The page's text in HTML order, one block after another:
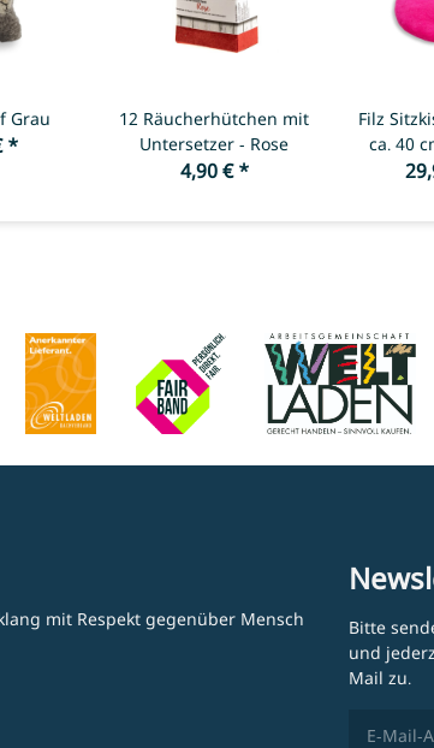
Grau
*
12 Räucherhütchen mit
Untersetzer - Rose
4,90 €*
Filz
ca. 40
mit Respekt gegenüber Mensch
Bitte
und
Mail zu.